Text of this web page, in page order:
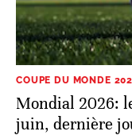
COUPE DU MONDE
Mondial 2026:
juin, dernière